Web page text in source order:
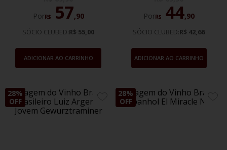
PorR$ 57,90
SÓCIO CLUBED:R$ 55,00
ADICIONAR AO CARRINHO
PorR$ 44,90
SÓCIO CLUBED:R$ 42,66
ADICIONAR AO CARRINHO
28%
OFF
ADICIONE
FAVORITOS
28%
OFF